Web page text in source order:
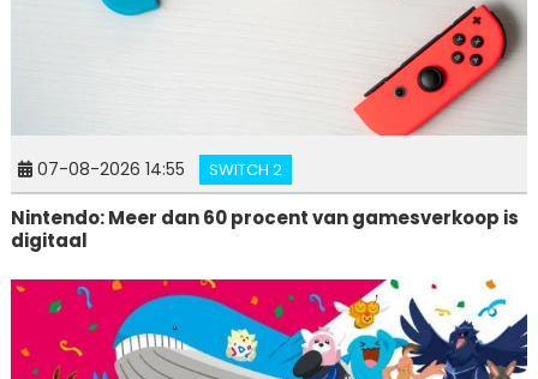
07-08-2026 14:55 SWITCH 2
Nintendo: Meer dan 60 procent van gamesverkoop is
digitaal